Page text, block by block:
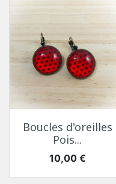
Boucles d'oreilles
Pois...
Prix
10,00 €